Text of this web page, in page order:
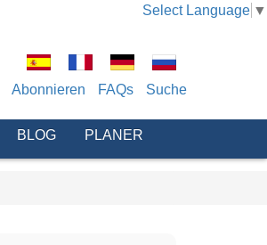
Select Language ▼
Abonnieren FAQs Suche
BLOG PLANER